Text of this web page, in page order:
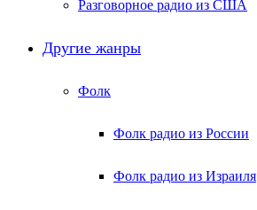
Разговорное радио из США
Другие жанры
Фолк
Фолк радио из России
Фолк радио из Израиля